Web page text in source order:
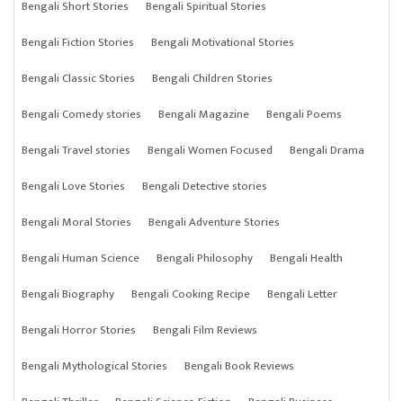
Bengali Short Stories
Bengali Spiritual Stories
Bengali Fiction Stories
Bengali Motivational Stories
Bengali Classic Stories
Bengali Children Stories
Bengali Comedy stories
Bengali Magazine
Bengali Poems
Bengali Travel stories
Bengali Women Focused
Bengali Drama
Bengali Love Stories
Bengali Detective stories
Bengali Moral Stories
Bengali Adventure Stories
Bengali Human Science
Bengali Philosophy
Bengali Health
Bengali Biography
Bengali Cooking Recipe
Bengali Letter
Bengali Horror Stories
Bengali Film Reviews
Bengali Mythological Stories
Bengali Book Reviews